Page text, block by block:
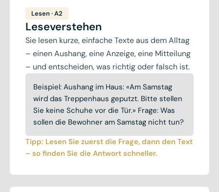
Lesen · A2
Leseverstehen
Sie lesen kurze, einfache Texte aus dem Alltag
– einen Aushang, eine Anzeige, eine Mitteilung
– und entscheiden, was richtig oder falsch ist.
Beispiel: Aushang im Haus: «Am Samstag
wird das Treppenhaus geputzt. Bitte stellen
Sie keine Schuhe vor die Tür.» Frage: Was
sollen die Bewohner am Samstag nicht tun?
Tipp: Lesen Sie zuerst die Frage, dann den Text
– so finden Sie die Antwort schneller.